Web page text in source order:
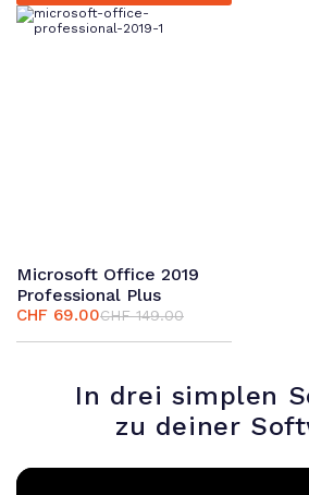
Microsoft Office 2019
Professional Plus
CHF149.00
Ursprünglicher
Preis
CHF 69.00
Aktueller
Preis
In drei simplen
zu deiner